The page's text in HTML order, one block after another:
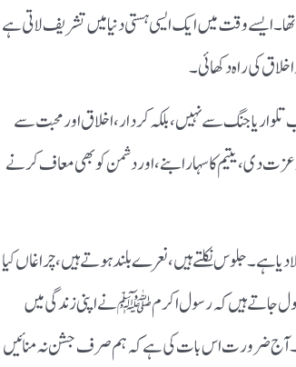
تھا۔ ایسے وقت میں ایک ایسی ہستی دنیا میں تشریف لاتی ہے
کی راہ دکھائی۔
یا جنگ سے نہیں، بلکہ کردار، اخلاق اور محبت سے
دی، یتیم کا سہارا بنے، اور دشمن کو بھی معاف کرنے
ہے۔ جلوس نکلتے ہیں، نعرے بلند ہوتے ہیں، چراغاں کیا
جاتے ہیں کہ رسول اکرم ﷺ نے اپنی زندگی میں
آج ضرورت اس بات کی ہے کہ ہم صرف جشن نہ منائیں